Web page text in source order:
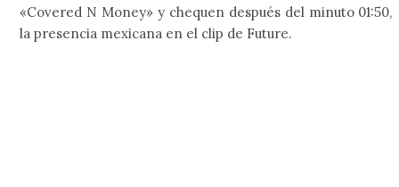
«Covered N Money» y chequen después del minuto 01:50,
la presencia mexicana en el clip de Future.